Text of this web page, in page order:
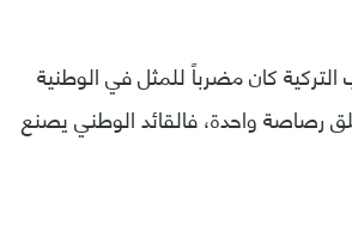
كان مضرباً للمثل في الوطنية
رصاصة واحدة، فالقائد الوطني يصنع